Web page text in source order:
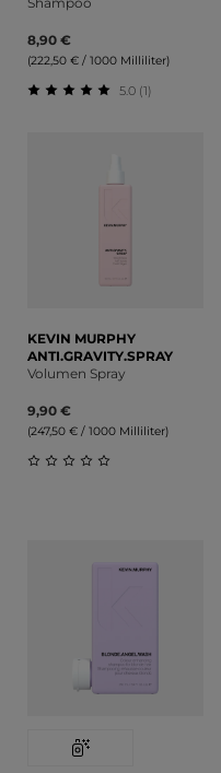
8,90 €
(222,50 € / 1000 Milliliter)
5.0 (1)
KEVIN MURPHY
ANTI.GRAVITY.SPRAY
Volumen Spray
9,90 €
(247,50 € / 1000 Milliliter)
Durchschnittliche